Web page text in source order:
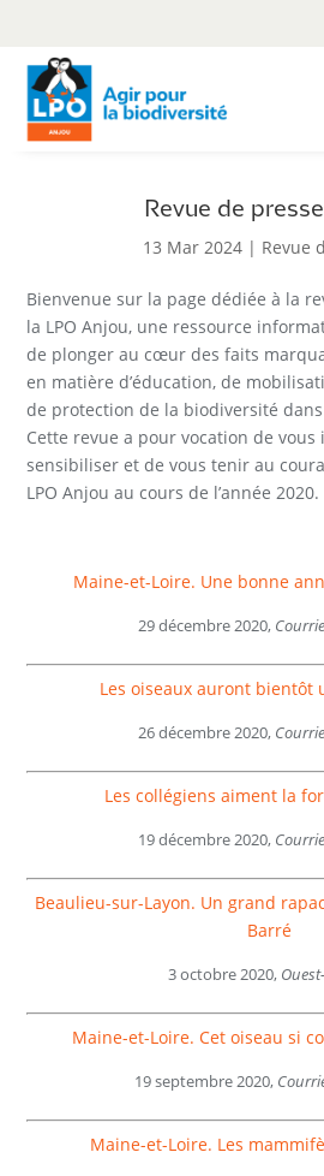
Revue de
13 Mar 2024| Revue
Bienvenue sur la page dédiée à la
la LPO Anjou, une ressource
de plonger au cœur des faits
en matière d’éducation, de
de protection de la biodiversité
Cette revue a pour vocation de vous
sensibiliser et de vous tenir au
LPO Anjou au cours de l’année 2020.
Maine-et-Loire. Une bonne
29 décembre 2020,
Les oiseaux auront bientôt
26 décembre 2020,
Les collégiens aiment la
19 décembre 2020,
Beaulieu-sur-Layon. Un grand
Barré
3 octobre 2020,
Maine-et-Loire. Cet oiseau si
19 septembre 2020,
Maine-et-Loire. Les